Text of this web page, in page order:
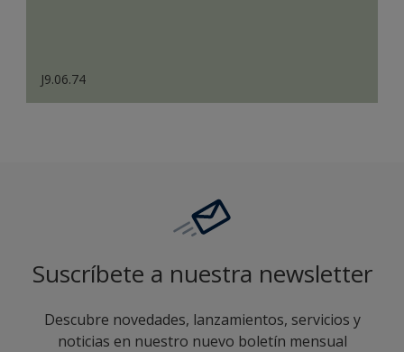
J9.06.74
Suscríbete a nuestra newsletter
Descubre novedades, lanzamientos, servicios y
noticias en nuestro nuevo boletín mensual